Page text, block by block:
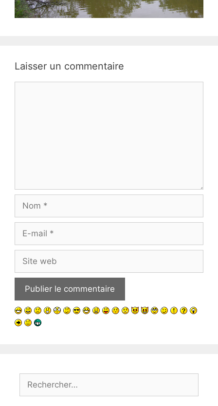
Laisser un commentaire
mail
web